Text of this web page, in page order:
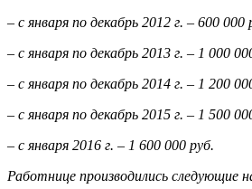
– с января по декабрь 2012 г. – 600 000
– с января по декабрь 2013 г. – 1 000
– с января по декабрь 2014 г. – 1 200
– с января по декабрь 2015 г. – 1 500
– с января 2016 г. – 1 600 000 руб.
Работнице производились следующие